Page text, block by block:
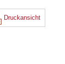
Druckansicht